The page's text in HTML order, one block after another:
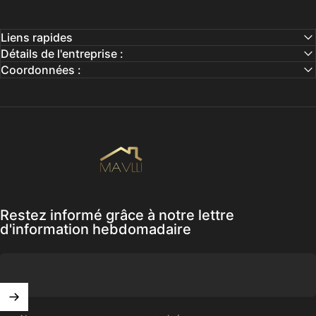
Liens rapides
Détails de l'entreprise :
Coordonnées :
Restez informé grâce à notre lettre
d'information hebdomadaire